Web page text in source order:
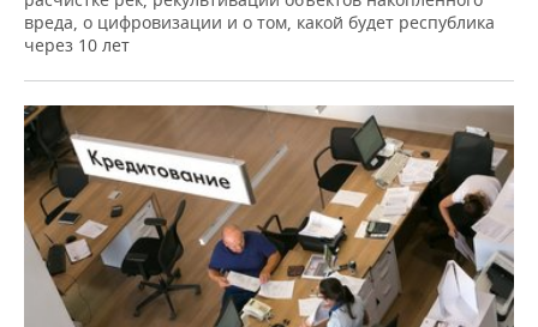
вреда, о цифровизации и о том, какой будет республика
через 10 лет